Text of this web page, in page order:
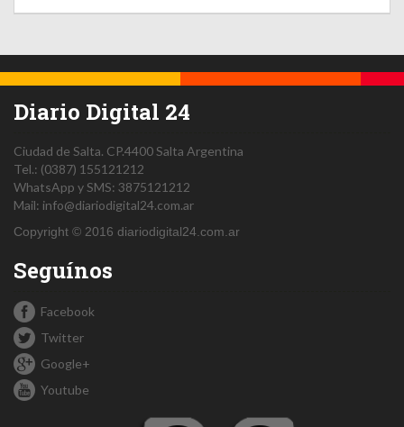
Diario Digital 24
Ciudad de Salta. CP.4400Salta Argentina
Tel.: (0387) 155121212
WhatsApp y SMS: 3875121212
Mail: info@diariodigital24.com.ar
Copyright © 2016 diariodigital24.com.ar
Seguínos
Facebook
Twitter
Google+
Youtube